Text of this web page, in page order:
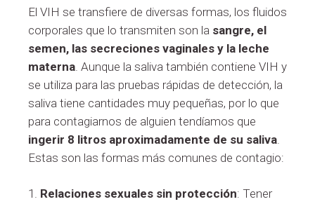
El VIH se transfiere de diversas formas, los fluidos
corporales que lo transmiten son la sangre, el
semen, las secreciones vaginales y la leche
materna . Aunque la saliva también contiene VIH y
se utiliza para las pruebas rápidas de detección, la
saliva tiene cantidades muy pequeñas, por lo que
para contagiarnos de alguien tendíamos que
ingerir 8 litros aproximadamente de su saliva
Estas son las formas más comunes de contagio:
1. Relaciones sexuales sin protección: Tener